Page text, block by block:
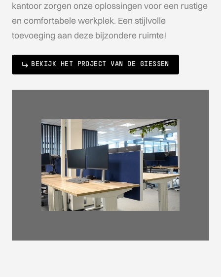
kantoor zorgen onze oplossingen voor een rustige
en comfortabele werkplek. Een stijlvolle
toevoeging aan deze bijzondere ruimte!
BEKIJK HET PROJECT VAN DE GIESSEN